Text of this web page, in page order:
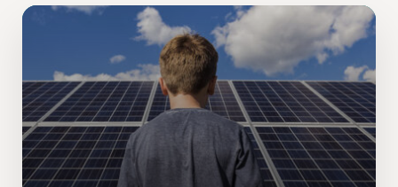
hinder. Fundera på vad som är bärande i de
naturvetenskapliga fenomen eller samband som är i fokus
för undervisningen, läs på lite efter hand och i takt med
arbetets utveckling. Ha en tro på det du gör. Du kommer
ganska långt med entusiasm.
Vad innebär det att göra barnen
till medskapare i undervisningen